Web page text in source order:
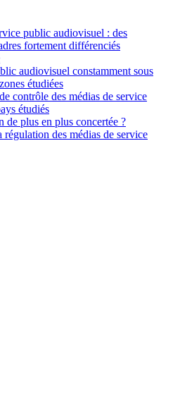
public audiovisuel : des
fortement différenciés
audiovisuel constamment sous
étudiées
contrôle des médias de service
étudiés
de plus en plus concertée ?
régulation des médias de service